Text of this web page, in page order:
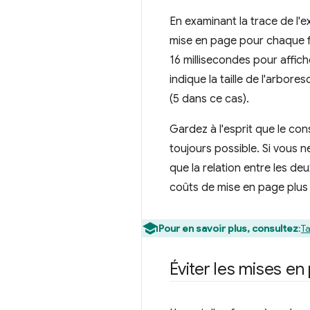
En examinant la trace de
mise en page pour
16 millisecondes pour
indique la taille de
(5 dans ce cas).
Gardez à l'esprit que le
toujours possible. Si vous
que la relation entre les
coûts de mise en page plus
Pour en savoir plus, consultez:
Éviter les mises